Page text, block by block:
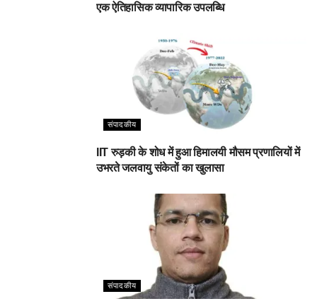
एक ऐतिहासिक व्यापारिक उपलब्धि
संपादकीय
IIT रुड़की के शोध में हुआ हिमालयी मौसम प्रणालियों में
उभरते जलवायु संकेतों का खुलासा
संपादकीय